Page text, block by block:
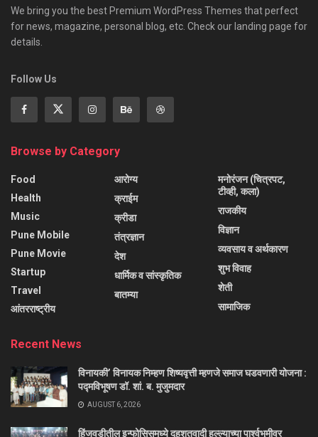
We bring you the best Premium WordPress Themes that perfect
for news, magazine, personal blog, etc. Check our landing page for
details.
Follow Us
Browse by Category
Food
Health
Music
Pune Mobile
Pune Movie
Startup
Travel
आंतरराष्ट्रीय
आरोग्य
क्राईम
क्रीडा
तंत्रज्ञान
देश
धार्मिक व सांस्कृतिक
बातम्या
मनोरंजन (चित्रपट,
टीव्ही, कला)
राजकीय
विज्ञान
व्यवसाय व अर्थकारण
शुभ विवाह
शेती
सामाजिक
Recent News
विनायकी’ विनायक निम्हण शिष्यवृत्ती म्हणजे समाज घडवणारी योजना :
पद्मविभूषण डॉ. शां. ब. मुजुमदार
AUGUST 6, 2026
हिंजवडीतील इन्फोसिसमध्ये दहशतवादी हल्ल्याच्या पार्श्वभूमीवर